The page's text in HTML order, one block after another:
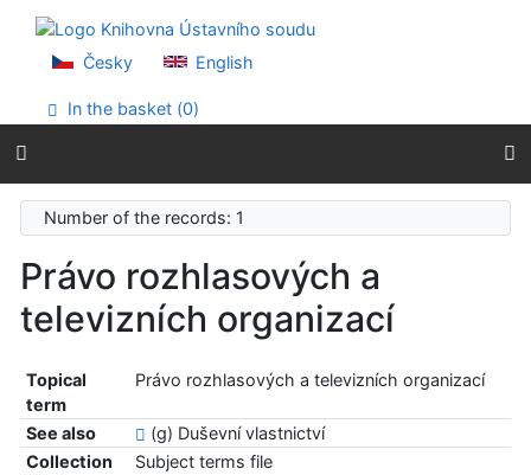
Go to menu
Accessibility declaration
Česky English
In the basket (0)
Number of the records: 1
Právo rozhlasových a
televizních organizací
Topical
term
Právo rozhlasových a televizních organizací
See also
(g) Duševní vlastnictví
Collection
Subject terms file